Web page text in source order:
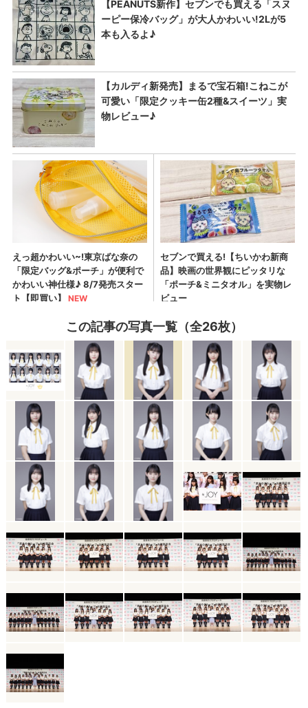
この記事の写真一覧（全26枚）